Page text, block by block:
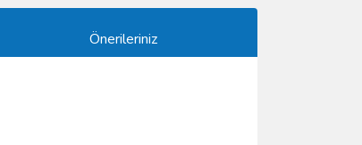
Önerileriniz